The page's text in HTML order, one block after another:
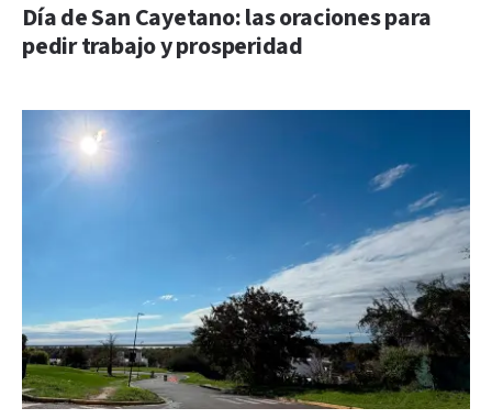
Día de San Cayetano: las oraciones para
pedir trabajo y prosperidad